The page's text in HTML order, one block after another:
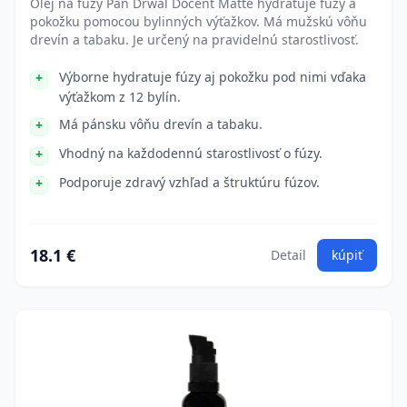
pokožku pomocou bylinných výťažkov. Má mužskú vôňu
drevín a tabaku. Je určený na pravidelnú starostlivosť.
Výborne hydratuje fúzy aj pokožku pod nimi vďaka
výťažkom z 12 bylín.
Má pánsku vôňu drevín a tabaku.
Vhodný na každodennú starostlivosť o fúzy.
Podporuje zdravý vzhľad a štruktúru fúzov.
18.1 € Detail kúpiť